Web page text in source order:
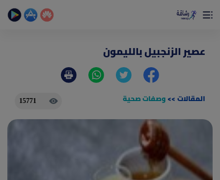
×
حساب الخطوات اليومية _ حساب السعرات _ تمارين منزلية
الصفحة الرئيسية(current)
جديد
ادوات رشاقة
عصير الزنجبيل بالليمون
المقالات>>وصفات صحية 15771